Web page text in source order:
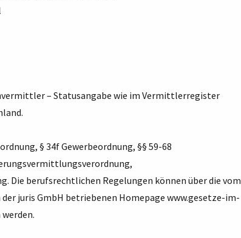
– Statusangabe wie im Vermittlerregister
§ 34f Gewerbeordnung, §§ 59-68
Die berufsrechtlichen Regelungen können über die vom
juris GmbH betriebenen Homepage www.gesetze-im-